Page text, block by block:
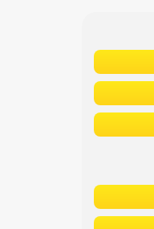
Сетевые отели Мальдив
Сетевые отели Бали